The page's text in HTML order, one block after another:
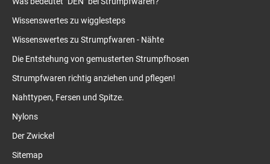
Wissenswertes zu wigglesteps
Wissenswertes zu Strumpfwaren - Nähte
Die Entstehung von gemusterten Strumpfhosen
Strumpfwaren richtig anziehen und pflegen!
Nahttypen, Fersen und Spitze.
Nylons
Der Zwickel
Sitemap